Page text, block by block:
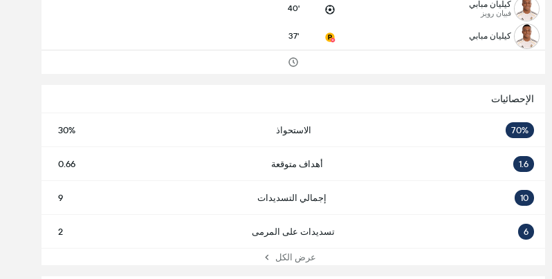
كيليان مبابي
فبيان رويز 40'
كيليان مبابي 37'
الإحصائيات
70% الاستحواذ 30%
1.6 أهداف متوقعة 0.66
10 إجمالي التسديدات 9
6 تسديدات على المرمى 2
عرض الكل